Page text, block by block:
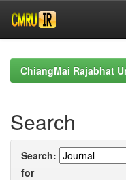
navigationChiangMai Rajabhat
Search
Search:
for